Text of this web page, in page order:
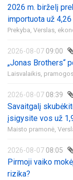
2026 m. birželį
importuota už 4,26
Prekyba, Verslas,
2026-08-07 09:00
„Jonas Brothers“
Laisvalaikis,
2026-08-07 08:39
Savaitgalį
įsigysite vos už
Maisto pramonė,
2026-08-07 08:05
Pirmoji vaiko
rizika?